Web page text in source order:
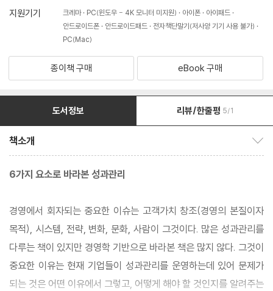
지원기기
크레마 PC(윈도우 - 4K 모니터 미지원) 아이폰
아이패드
안드로이드폰
안드로이드패드
전자책단말기(저사양 기기 사용 불가)
PC(Mac)
종이책 구매 eBook 구매
도서정보 리뷰/한줄평 5/1
책소개
6가지 요소로 바라본 성과관리
경영에서 회자되는 중요한 이슈는 고객가치 창조(경영의 본질이자
목적), 시스템, 전략, 변화, 문화, 사람이 그것이다. 많은 성과관리를
다루는 책이 있지만 경영학 기반으로 바라본 책은 많지 않다. 그것이
중요한 이유는 현재 기업들이 성과관리를 운영하는데 있어 문제가
되는 것은 어떤 이유에서 그렇고, 어떻게 해야 할 것인지를 알려주는